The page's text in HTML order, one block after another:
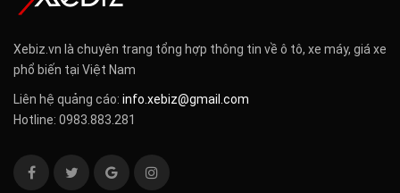
Xebiz.vn là chuyên trang tổng hợp thông tin về ô tô, xe máy, giá xe
phổ biến tại Việt Nam
Liên hệ quảng cáo: info.xebiz@gmail.com
Hotline: 0983.883.281